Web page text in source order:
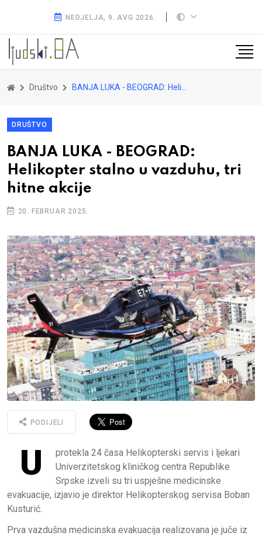
NEDJELJA, 9. AVG 2026.
Društvo BANJA LUKA - BEOGRAD: Helikopter stalno u vazduhu, tri hitne akcije
DRUŠTVO
BANJA LUKA - BEOGRAD:
Helikopter stalno u vazduhu, tri
hitne akcije
20. FEBRUAR 2025.
PODIJELI
U
protekla 24 časa Helikopterski servis i ljekari
Univerzitetskog kliničkog centra Republike
Srpske izveli su tri uspješne medicinske
evakuacije, izjavio je direktor Helikopterskog servisa Boban
Kusturić.
Prva vazdušna medicinska evakuacija realizovana je juče iz